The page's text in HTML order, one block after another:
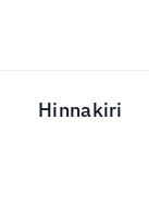
Hinnakiri